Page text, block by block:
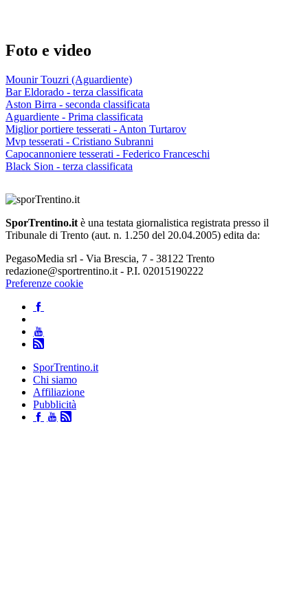
Foto e video
Mounir Touzri (Aguardiente)
Bar Eldorado - terza classificata
Aston Birra - seconda classificata
Aguardiente - Prima classificata
Miglior portiere tesserati - Anton Turtarov
Mvp tesserati - Cristiano Subranni
Capocannoniere tesserati - Federico Franceschi
Black Sion - terza classificata
SporTrentino.it è una testata giornalistica registrata presso il
Tribunale di Trento (aut. n. 1.250 del 20.04.2005) edita da:
PegasoMedia srl - Via Brescia, 7 - 38122 Trento
redazione@sportrentino.it - P.I. 02015190222
Preferenze cookie
SporTrentino.it
Chi siamo
Affiliazione
Pubblicità